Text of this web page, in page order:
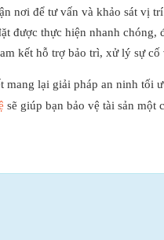
nơi để tư vấn và khảo sát vị
được thực hiện nhanh chóng,
kết hỗ trợ bảo trì, xử lý sự
mang lại giải pháp an ninh tối
sẽ giúp bạn bảo vệ tài sản một